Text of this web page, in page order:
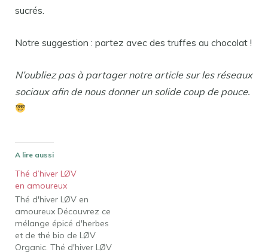
sucrés.
Notre suggestion : partez avec des truffes au chocolat !
N’oubliez pas à partager notre article sur les réseaux
sociaux afin de nous donner un solide coup de pouce.
A lire aussi
Thé d’hiver LØV
en amoureux
Thé d'hiver LØV en
amoureux Découvrez ce
mélange épicé d'herbes
et de thé bio de LØV ​​
Organic. Thé d'hiver LØV